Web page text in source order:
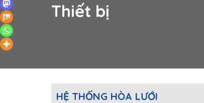
Thiết bị
HỆ THỐNG HÒA LƯỚI